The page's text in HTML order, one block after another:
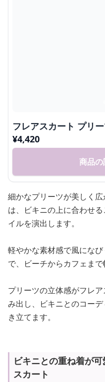
フレアスカート プリ
¥4,420
商品
細かなプリーツが美しく
は、ビキニの上に合わせ
イルを演出します。
軽やかな素材感で風にな
で、ビーチからカフェまで
プリーツの立体感がフレ
み出し、ビキニとのコー
き立てます。
ビキニとの重ね着が
スカート